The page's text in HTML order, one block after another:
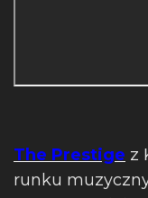
The Prestige z
runku